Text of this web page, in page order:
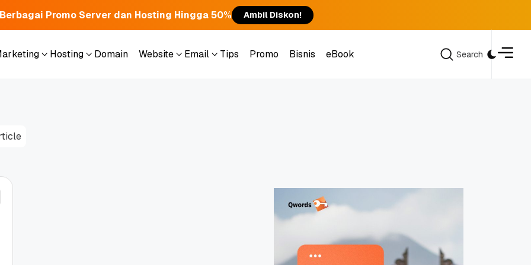
Promo Server dan Hosting Hingga 50% Ambil Diskon!
Hosting
Domain
Website
Email
Tips
Promo
Bisnis
eBook
Search